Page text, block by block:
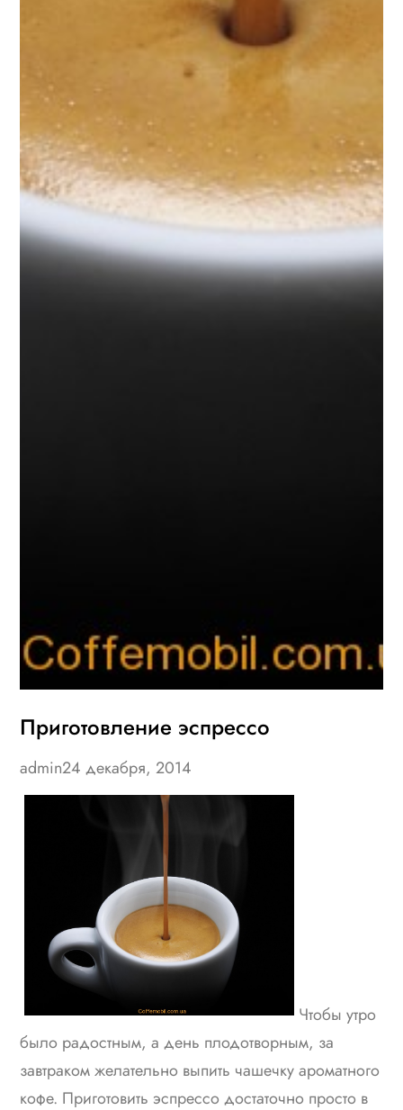
Приготовление эспрессо
admin24 декабря, 2014
Чтобы утро
было радостным, а день плодотворным, за
завтраком желательно выпить чашечку ароматного
кофе. Приготовить эспрессо достаточно просто в